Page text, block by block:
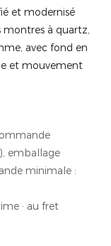
et modernisé
montres à quartz,
avec fond en
et mouvement
emballage
minimale :
· au fret